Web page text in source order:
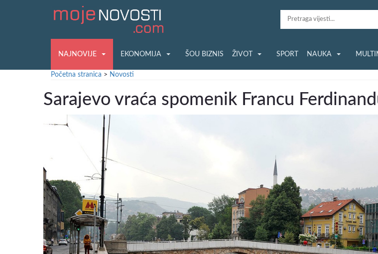
NAJNOVIJE EKONOMIJA ŠOU BIZNIS ŽIVOT SPORT NAUKA
Početna stranica > Novosti
Sarajevo vraća spomenik Francu